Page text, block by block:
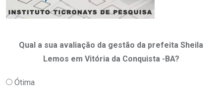
Qual a sua avaliação da gestão da prefeita Sheila
Lemos em Vitória da Conquista -BA?
Ótima